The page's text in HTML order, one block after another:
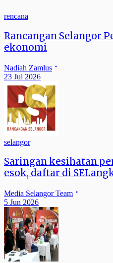
rencana
Rancangan Selangor
ekonomi
Nadiah Zamlus
23 Jul 2026
selangor
Saringan kesihatan
esok, daftar di
Media Selangor Team
5 Jun 2026